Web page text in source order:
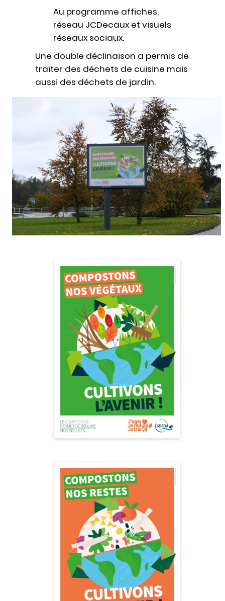
Au programme affiches,
réseau JCDecaux et visuels
réseaux sociaux.
Une double déclinaison a permis de
traiter des déchets de cuisine mais
aussi des déchets de jardin.